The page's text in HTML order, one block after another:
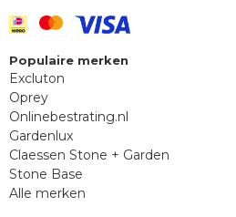
Populaire merken
Excluton
Oprey
Onlinebestrating.nl
Gardenlux
Claessen Stone + Garden
Stone Base
Alle merken